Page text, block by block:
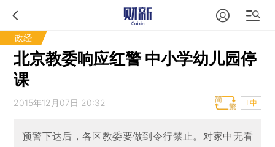
政经
北京教委响应红警 中小学幼儿园停
课
2015年12月07日 20:32 T中
预警下达后，各区教委要做到令行禁止。对家中无看